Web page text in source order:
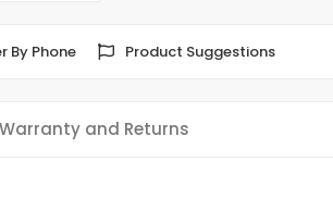
By Phone Product Suggestions
Warranty and Returns